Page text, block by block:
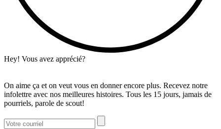
Hey! Vous avez apprécié?
On aime ça et on veut vous en donner encore plus. Recevez notre
infolettre avec nos meilleures histoires. Tous les 15 jours, jamais de
pourriels, parole de scout!